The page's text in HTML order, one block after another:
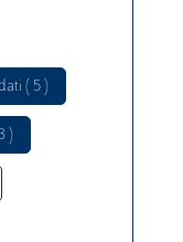
( 5 )
)